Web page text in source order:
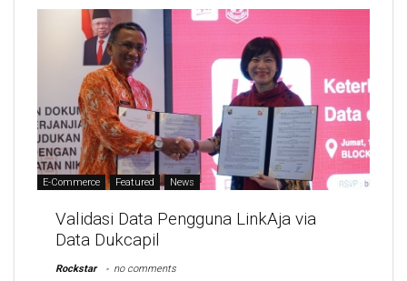
E-Commerce Featured News
Validasi Data Pengguna LinkAja via
Data Dukcapil
Rockstar no comments